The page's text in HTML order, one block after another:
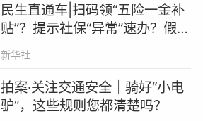
民生直通车|扫码领“五险一金补
贴”？提示社保“异常”速办？假
的！
新华社
拍案·关注交通安全｜骑好“小电
驴”，这些规则您都清楚吗？